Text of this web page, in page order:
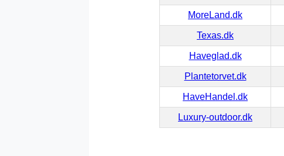
MoreLand.dk
Texas.dk
Haveglad.dk
Plantetorvet.dk
HaveHandel.dk
Luxury-outdoor.dk